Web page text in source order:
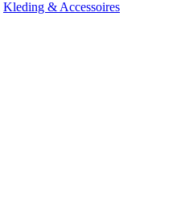
Kleding & Accessoires